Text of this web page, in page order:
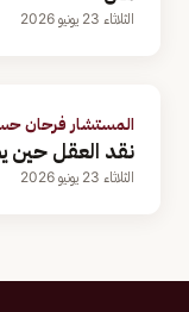
الثلاثاء 23 يونيو 2026
المستشار فرحان
نقد العقل حين
الثلاثاء 23 يونيو 2026